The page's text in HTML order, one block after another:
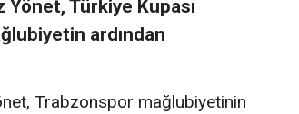
Türkiye Kupası
ardından
Trabzonspor mağlubiyetinin